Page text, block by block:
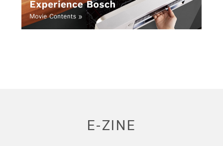
E-ZINE